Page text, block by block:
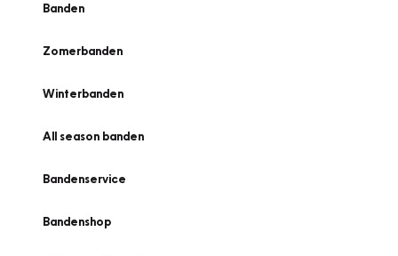
Banden
Zomerbanden
Winterbanden
All season banden
Bandenservice
Bandenshop